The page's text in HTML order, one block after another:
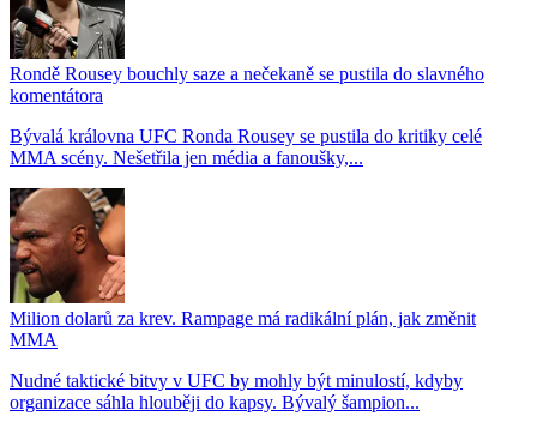
Rondě Rousey bouchly saze a nečekaně se pustila do slavného
komentátora
Bývalá královna UFC Ronda Rousey se pustila do kritiky celé
MMA scény. Nešetřila jen média a fanoušky,...
Milion dolarů za krev. Rampage má radikální plán, jak změnit
MMA
Nudné taktické bitvy v UFC by mohly být minulostí, kdyby
organizace sáhla hlouběji do kapsy. Bývalý šampion...